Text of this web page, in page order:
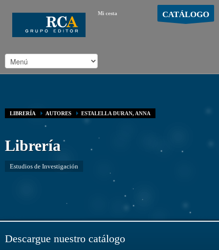
Mi cesta CATÁLOGO
LIBRERÍA AUTORES ESTALELLA DURAN, ANNA
Librería
Estudios de Investigación
Descargue nuestro catálogo